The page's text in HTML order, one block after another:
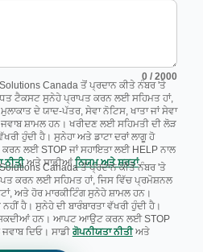
0 / 2000
Canada ਤੋਂ ਪ੍ਰਦਾਨ ਕੀਤੇ ਨੰਬਰ 'ਤੇ
ਟੈਕਸਟ ਸੁਨੇਹੇ ਪ੍ਰਾਪਤ ਕਰਨ ਲਈ ਸਹਿਮਤ ਹਾਂ,
ਦੇ ਯਾਦ-ਪੱਤਰ, ਸੇਵਾ ਨੋਟਿਸ, ਖਾਤਾ ਜਾਂ ਸੇਵਾ
ਸ਼ਾਮਲ ਹਨ। ਖਰੀਦਣ ਲਈ ਸਹਿਮਤੀ ਦੀ ਲੋੜ
ਹੁੰਦੀ ਹੈ। ਸੁਨੇਹਾ ਅਤੇ ਡਾਟਾ ਦਰਾਂ ਲਾਗੂ ਹੋ
ਲਈ STOP ਜਾਂ ਸਹਾਇਤਾ ਲਈ HELP ਨਾਲ
ਨੀਤੀ ਅਤੇ ਸਾਡੀਆਂ ਨਿਯਮ ਅਤੇ ਸ਼ਰਤਾਂ.
Canada ਤੋਂ ਪ੍ਰਦਾਨ ਕੀਤੇ ਨੰਬਰ 'ਤੇ
ਕਰਨ ਲਈ ਸਹਿਮਤ ਹਾਂ, ਜਿਸ ਵਿੱਚ ਪ੍ਰਮੋਸ਼ਨਲ
ਅਤੇ ਹੋਰ ਮਾਰਕੀਟਿੰਗ ਸੁਨੇਹੇ ਸ਼ਾਮਲ ਹਨ।
ਹੈ। ਸੁਨੇਹੇ ਦੀ ਬਾਰੰਬਾਰਤਾ ਵੱਖਰੀ ਹੁੰਦੀ ਹੈ।
ਸਕਦੀਆਂ ਹਨ। ਆਪਟ ਆਉਟ ਕਰਨ ਲਈ STOP
ਦਿਓ। ਸਾਡੀ ਗੋਪਨੀਯਤਾ ਨੀਤੀ ਅਤੇ